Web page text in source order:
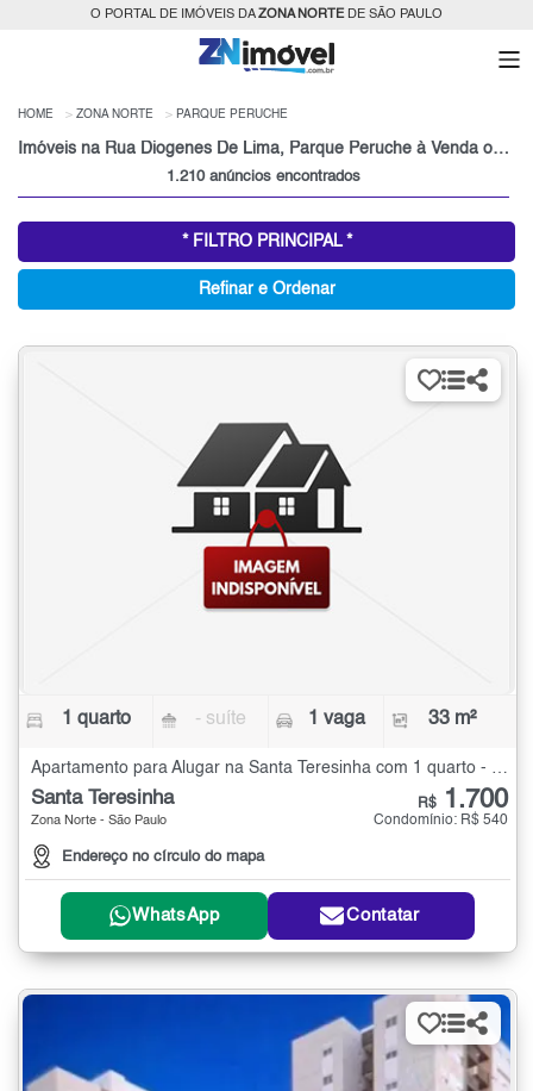
O PORTAL DE IMÓVEIS DAZONA NORTEDE SÃO PAULO
HOME ZONA NORTE PARQUE PERUCHE
Imóveis na Rua Diogenes De Lima, Parque Peruche à Venda ou para Alugar, Zona Norte, São Paulo, SP
1.210 anúncios encontrados
* FILTRO PRINCIPAL *
Refinar e Ordenar
1 quarto - suíte 1 vaga 33 m²
Apartamento para Alugar na Santa Teresinha com 1 quarto - 33 m²
Santa Teresinha
Zona Norte - São Paulo
Endereço no círculo do mapa
R$ 1.700
Condomínio: R$ 540
WhatsApp Contatar